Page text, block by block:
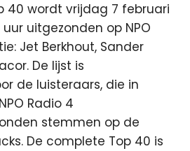
40 wordt vrijdag 7 februari
uur uitgezonden op NPO
Jet Berkhout, Sander
De lijst is
de luisteraars, die in
Radio 4
stemmen op de
De complete Top 40 is